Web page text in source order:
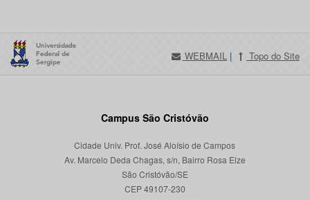
WEBMAIL | Topo do Site
Campus São Cristóvão
Cidade Univ. Prof. José Aloísio de Campos
Av. Marcelo Deda Chagas, s/n, Bairro Rosa Elze
São Cristóvão/SE
CEP 49107-230